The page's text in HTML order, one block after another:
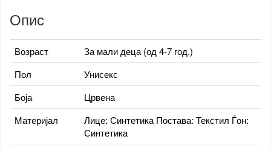
Опис
Возраст
За мали деца (од 4-7 год.)
Пол
Унисекс
Боја
Црвена
Материјал
Лице: Синтетика Постава: Текстил Ѓон:
Синтетика